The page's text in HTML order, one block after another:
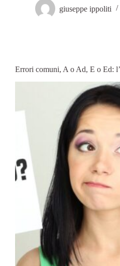
giuseppe ippoliti
Errori comuni, A o Ad, E o Ed: